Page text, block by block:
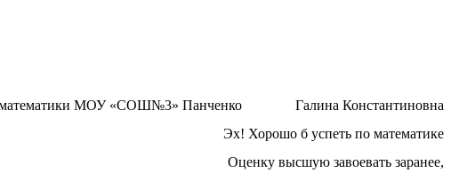
математики МОУ «СОШ№3» Панченко Галина Константиновна
Эх! Хорошо б успеть по математике
Оценку высшую завоевать заранее,